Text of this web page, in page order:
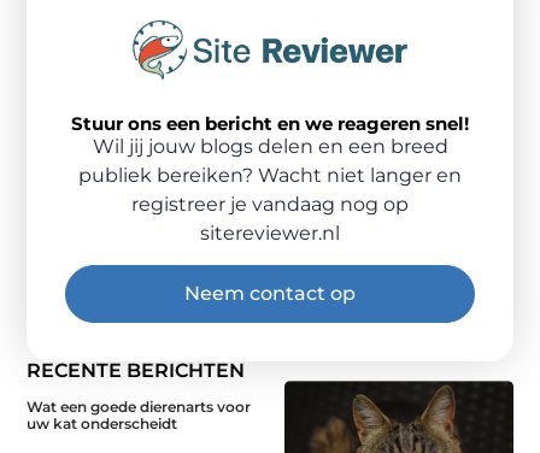
RECENTE BERICHTEN
Wat een goede dierenarts voor
uw kat onderscheidt
Stuur ons een bericht en we reageren snel!
Wil jij jouw blogs delen en een breed
publiek bereiken? Wacht niet langer en
registreer je vandaag nog op
sitereviewer.nl
Neem contact op